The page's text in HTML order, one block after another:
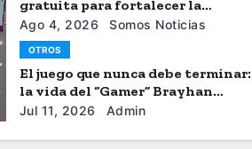
gratuita para fortalecer la
seguiridad de las mujeres
Ago 4, 2026 Somos Noticias
OTROS
El juego que nunca debe terminar:
la vida del “Gamer” Brayhan
Crazzy
Jul 11, 2026 Admin